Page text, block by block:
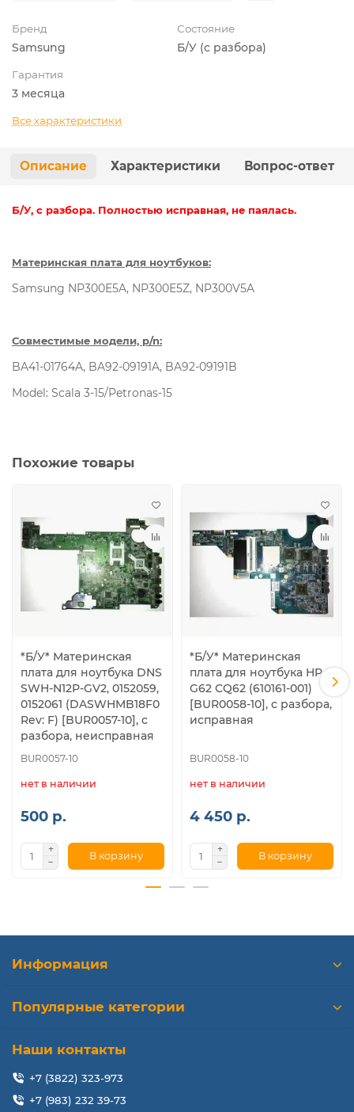
Бренд
Samsung
Состояние
Б/У (с разбора)
Гарантия
3 месяца
Все характеристики
Описание Характеристики Вопрос-ответ
Б/У, с разбора. Полностью исправная, не паялась.
Материнская плата для ноутбуков:
Samsung NP300E5A, NP300E5Z, NP300V5A
Совместимые модели, p/n:
BA41-01764A, BA92-09191A, BA92-09191B
Model: Scala 3-15/Petronas-15
Похожие товары
*Б/У* Материнская
плата для ноутбука DNS
SWH-N12P-GV2, 0152059,
0152061 (DASWHMB18F0
Rev: F) [BUR0057-10], с
разбора, неисправная
BUR0057-10
нет в наличии
500 р.
В корзину
*Б/У* Материнская
плата для ноутбука HP
G62 CQ62 (610161-001)
[BUR0058-10], с разбора,
исправная
BUR0058-10
нет в наличии
4 450 р.
В корзину
Информация
Популярные категории
Наши контакты
+7 (3822) 323-973
+7 (983) 232 39-73